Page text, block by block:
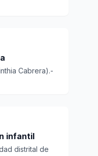
Cabrera).-
infantil
distrital de